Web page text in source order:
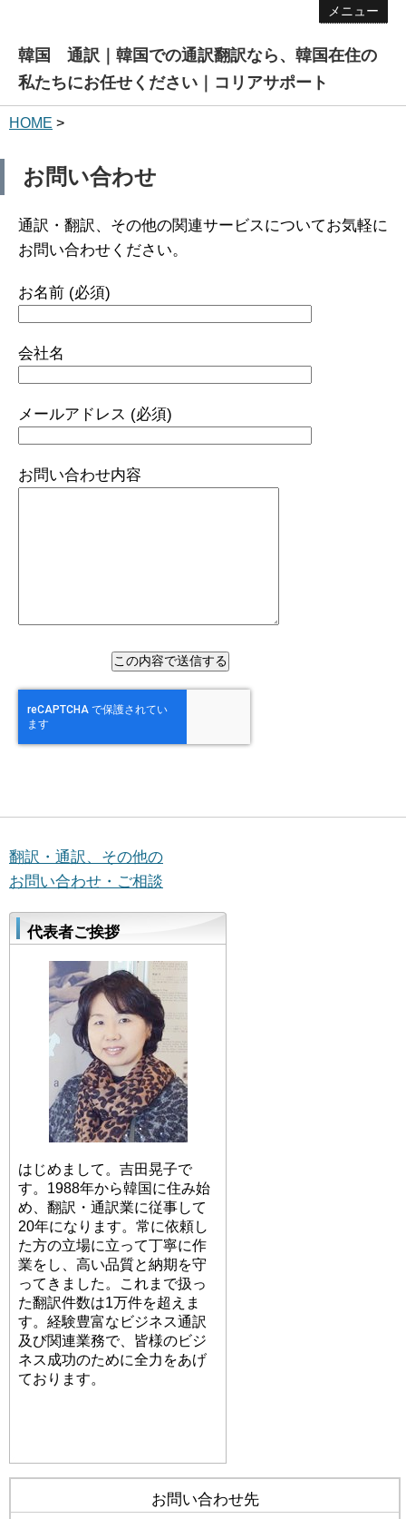
メニュー
韓国 通訳｜韓国での通訳翻訳なら、韓国在住の
私たちにお任せください｜コリアサポート
HOME >
お問い合わせ
通訳・翻訳、その他の関連サービスについてお気軽に
お問い合わせください。
お名前 (必須)
会社名
メールアドレス (必須)
お問い合わせ内容
翻訳・通訳、その他の
お問い合わせ・ご相談
代表者ご挨拶
はじめまして。吉田晃子で
す。1988年から韓国に住み始
め、翻訳・通訳業に従事して
20年になります。常に依頼し
た方の立場に立って丁寧に作
業をし、高い品質と納期を守
ってきました。これまで扱っ
た翻訳件数は1万件を超えま
す。経験豊富なビジネス通訳
及び関連業務で、皆様のビジ
ネス成功のために全力をあげ
ております。
お問い合わせ先